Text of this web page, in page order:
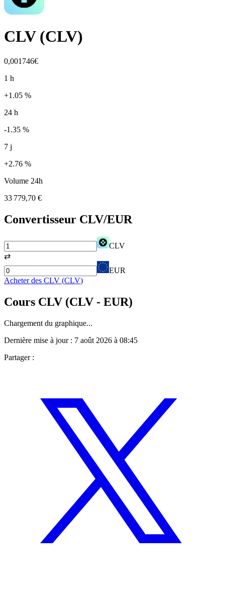
CLV(CLV)
0,001746€
1 h
+1.05 %
24 h
-1.35 %
7 j
+2.76 %
Volume 24h
33 779,70 €
Convertisseur CLV/EUR
CLV
⇄
EUR
Acheter des CLV (CLV)
Cours CLV (CLV - EUR)
Chargement du graphique...
Dernière mise à jour : 7 août 2026 à 08:45
Partager :